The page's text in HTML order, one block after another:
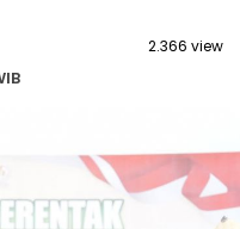
2.366 view